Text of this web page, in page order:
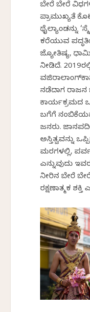
ಬೇರೆ ಬೇರೆ
ಪ್ರಾಮುಖ್ಯತೆ
ಥೈಲ್ಯಾಂಡನ್ನು
ಕರೆಯುವ
ಜ್ಯೋತಿಷ್ಯ,
ನೀಡಿದೆ.
ನಡೆದಾಗ
ಕಾರ್ಯಕ್ರಮದ
ಬಗೆಗೆ
ಜನರು.
ಅಸ್ತಿತ್ವವನ್ನು
ಮರಗಳಲ್ಲಿ,
ಎನ್ನುವುದು
ನೀರಿನ ಬೇರೆ
ರಕ್ಷಣಾತ್ಮಕ